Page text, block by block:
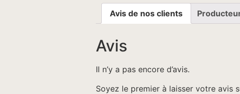
Avis de nos clients
Avis
Il n’y a pas encore d’avis.
Soyez le premier à laisser votre avis